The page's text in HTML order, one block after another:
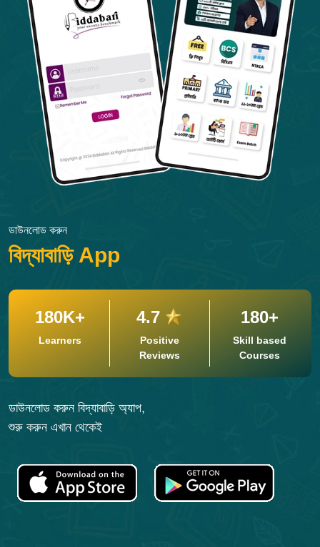
ডাউনলোড করুন
বিদ্যাবাড়ি App
180K+
Learners
4.7
Positive
Reviews
180+
Skill based
Courses
ডাউনলোড করুন বিদ্যাবাড়ি অ্যাপ,
শুরু করুন এখান থেকেই